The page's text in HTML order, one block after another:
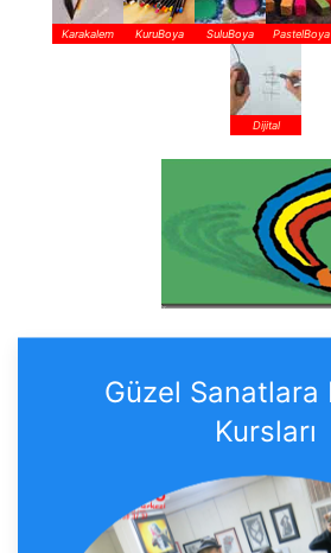
Karakalem KuruBoya SuluBoya PastelBoya
Dijital
Güzel Sanatlara
Kursları